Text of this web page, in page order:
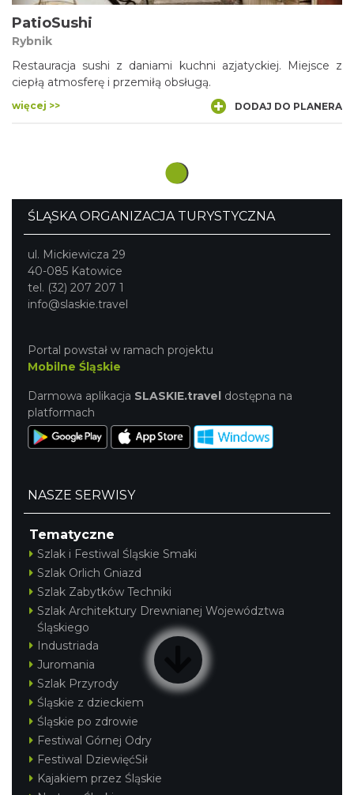
PatioSushi
Rybnik
Restauracja sushi z daniami kuchni azjatyckiej. Miejsce z
ciepłą atmosferę i przemiłą obsługą.
więcej >> DODAJ DO PLANERA
ŚLĄSKA ORGANIZACJA TURYSTYCZNA
ul. Mickiewicza 29
40-085 Katowice
tel. (32) 207 207 1
info@slaskie.travel
Portal powstał w ramach projektu
Mobilne Śląskie
Darmowa aplikacja SLASKIE.travel dostępna na
platformach
NASZE SERWISY
Tematyczne
Szlak i Festiwal Śląskie Smaki
Szlak Orlich Gniazd
Szlak Zabytków Techniki
Szlak Architektury Drewnianej Województwa
Śląskiego
Industriada
Juromania
Szlak Przyrody
Śląskie z dzieckiem
Śląskie po zdrowie
Festiwal Górnej Odry
Festiwal DziewięćSił
Kajakiem przez Śląskie